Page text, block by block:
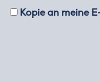
Kopie an meine